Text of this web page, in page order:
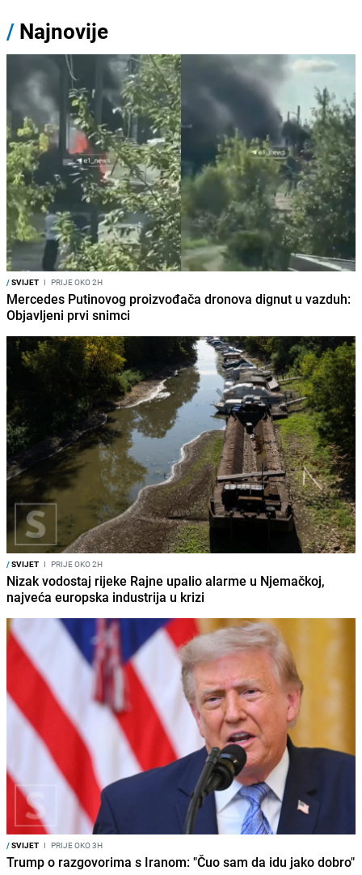
/ Najnovije
/SVIJET I PRIJE OKO 2H
Mercedes Putinovog proizvođača dronova dignut u vazduh:
Objavljeni prvi snimci
/SVIJET I PRIJE OKO 2H
Nizak vodostaj rijeke Rajne upalio alarme u Njemačkoj,
najveća europska industrija u krizi
/SVIJET I PRIJE OKO 3H
Trump o razgovorima s Iranom: "Čuo sam da idu jako dobro"